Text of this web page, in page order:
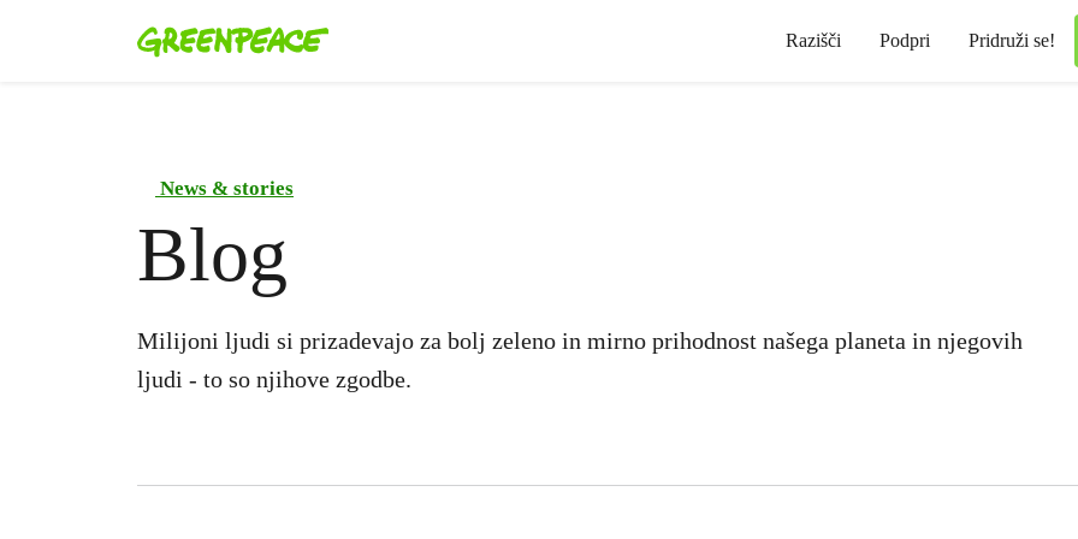
Razišči Podpri Pridruži se!
News & stories
Blog
Milijoni ljudi si prizadevajo za bolj zeleno in mirno prihodnost našega planeta in njegovih
ljudi - to so njihove zgodbe.